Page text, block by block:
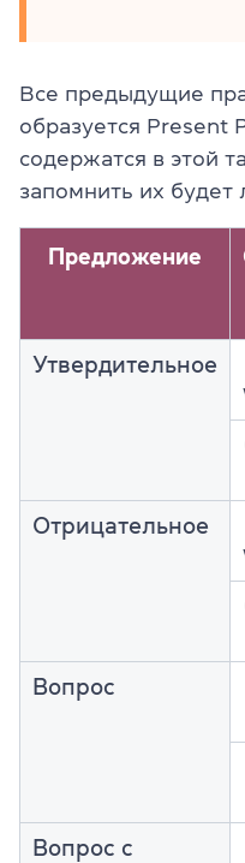
Все предыдущие
образуется Present
содержатся в этой
запомнить их будет
Предложение
Утвердительное
Отрицательное
Вопрос
Вопрос с